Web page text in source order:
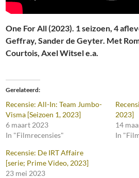
One For All (2023). 1 seizoen, 4
Geffray, Sander de Geyter. Met
Courtois, Axel Witsel e.a.
Gerelateerd
Recensie: All-In: Team Jumbo-
Visma [Seizoen 1, 2023]
6 maart 2023
In "Filmrecensies"
2023]
14
In
Recensie: De IRT Affaire
[serie; Prime Video, 2023]
23 mei 2023